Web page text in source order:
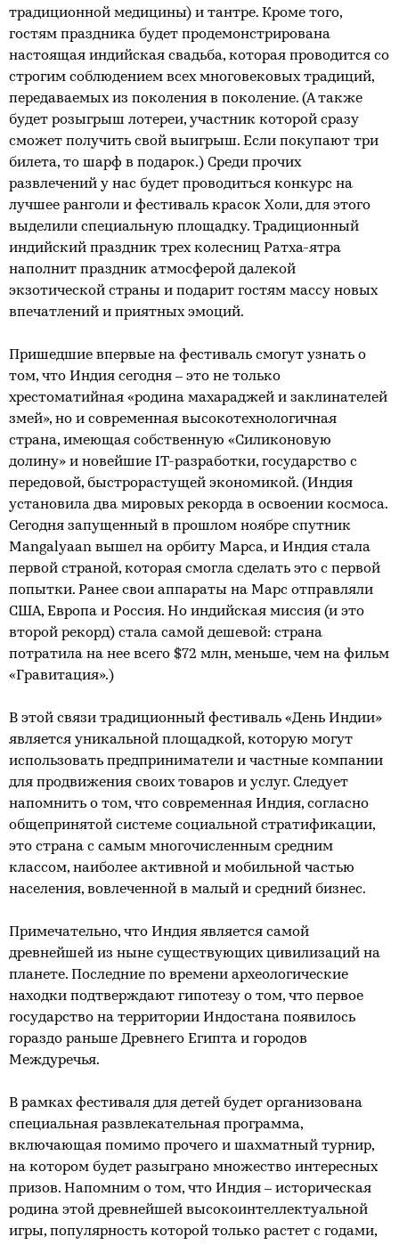
традиционной медицины) и тантре. Кроме того,
гостям праздника будет продемонстрирована
настоящая индийская свадьба, которая проводится со
строгим соблюдением всех многовековых традиций,
передаваемых из поколения в поколение. (А также
будет розыгрыш лотереи, участник которой сразу
сможет получить свой выигрыш. Если покупают три
билета, то шарф в подарок.) Среди прочих
развлечений у нас будет проводиться конкурс на
лучшее ранголи и фестиваль красок Холи, для этого
выделили специальную площадку. Традиционный
индийский праздник трех колесниц Ратха-ятра
наполнит праздник атмосферой далекой
экзотической страны и подарит гостям массу новых
впечатлений и приятных эмоций.
Пришедшие впервые на фестиваль смогут узнать о
том, что Индия сегодня – это не только
хрестоматийная «родина махараджей и заклинателей
змей», но и современная высокотехнологичная
страна, имеющая собственную «Силиконовую
долину» и новейшие IT-разработки, государство с
передовой, быстрорастущей экономикой. (Индия
установила два мировых рекорда в освоении космоса.
Сегодня запущенный в прошлом ноябре спутник
Mangalyaan вышел на орбиту Марса, и Индия стала
первой страной, которая смогла сделать это с первой
попытки. Ранее свои аппараты на Марс отправляли
США, Европа и Россия. Но индийская миссия (и это
второй рекорд) стала самой дешевой: страна
потратила на нее всего $72 млн, меньше, чем на фильм
«Гравитация».)
В этой связи традиционный фестиваль «День Индии»
является уникальной площадкой, которую могут
использовать предприниматели и частные компании
для продвижения своих товаров и услуг. Следует
напомнить о том, что современная Индия, согласно
общепринятой системе социальной стратификации,
это страна с самым многочисленным средним
классом, наиболее активной и мобильной частью
населения, вовлеченной в малый и средний бизнес.
Примечательно, что Индия является самой
древнейшей из ныне существующих цивилизаций на
планете. Последние по времени археологические
находки подтверждают гипотезу о том, что первое
государство на территории Индостана появилось
гораздо раньше Древнего Египта и городов
Междуречья.
В рамках фестиваля для детей будет организована
специальная развлекательная программа,
включающая помимо прочего и шахматный турнир,
на котором будет разыграно множество интересных
призов. Напомним о том, что Индия – историческая
родина этой древнейшей высокоинтеллектуальной
игры, популярность которой только растет с годами,